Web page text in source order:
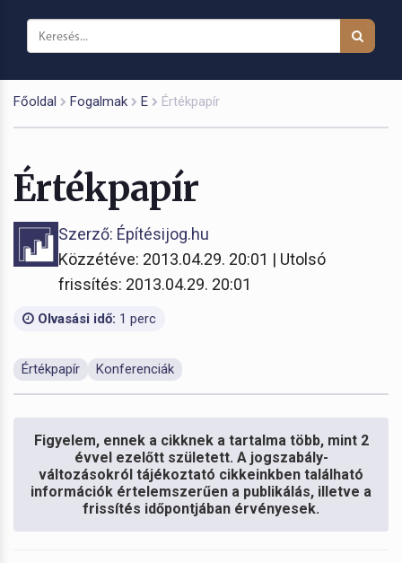
Főoldal Fogalmak E Értékpapír
Értékpapír
Szerző: Építésijog.hu
Közzétéve: 2013.04.29. 20:01 | Utolsó
frissítés: 2013.04.29. 20:01
Olvasási idő: 1 perc
Értékpapír Konferenciák
Figyelem, ennek a cikknek a tartalma több, mint 2
évvel ezelőtt született. A jogszabály-
változásokról tájékoztató cikkeinkben található
információk értelemszerűen a publikálás, illetve a
frissítés időpontjában érvényesek.